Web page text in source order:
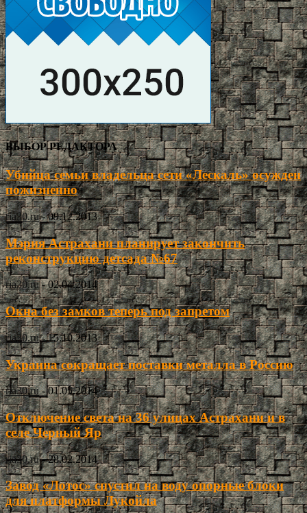
ВЫБОР РЕДАКТОРА
Убийца семьи владельца сети «Лескаль» осужден
пожизненно
ria30.ru - 09.12.2013
Мэрия Астрахани планирует закончить
реконструкцию детсада №67
ria30.ru - 02.04.2014
Окна без замков теперь под запретом
ria30.ru - 15.10.2013
Украина сокращает поставки металла в Россию
ria30.ru - 01.05.2014
Отключение света на 36 улицах Астрахани и в
селе Черный Яр
ria30.ru - 28.02.2014
Завод «Лотос» спустил на воду опорные блоки
для платформы Лукойла